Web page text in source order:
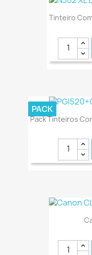
Tinteiro
Pack Tinteiros
PACK